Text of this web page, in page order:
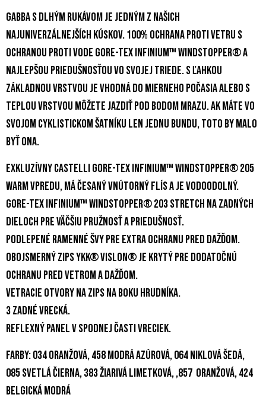
Gabba s dlhým rukávom je jedným z našich
najuniverzálnejších kúskov. 100% ochrana proti vetru s
ochranou proti vode GORE-TEX INFINIUM™ WINDSTOPPER® a
najlepšou priedušnosťou vo svojej triede. S ľahkou
základnou vrstvou je vhodná do mierneho počasia alebo s
teplou vrstvou môžete jazdiť pod bodom mrazu. Ak máte vo
svojom cyklistickom šatníku len jednu bundu, toto by malo
byť ona.
Exkluzívny Castelli GORE-TEX INFINIUM™ WINDSTOPPER® 205
Warm vpredu, má česaný vnútorný flís a je vodoodolný.
GORE-TEX INFINIUM™ WINDSTOPPER® 203 Stretch na zadných
dieloch pre väčšiu pružnosť a priedušnosť.
Podlepené ramenné švy pre extra ochranu pred dažďom.
Obojsmerný zips YKK® Vislon® je krytý pre dodatočnú
ochranu pred vetrom a dažďom.
Vetracie otvory na zips na boku hrudníka.
3 zadné vrecká.
Reflexný panel v spodnej časti vreciek.
Farby: 034 oranžová, 458 modrá azúrová, 064 niklová šedá,
085 svetlá čierna, 383 žiarivá limetková, ,857 oranžová, 424
belgická modrá